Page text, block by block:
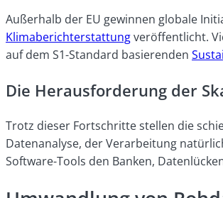
Außerhalb der EU gewinnen globale
Klimaberichterstattungveröffentlicht.
auf dem S1-Standard basierenden
Die Herausforderung der
Trotz dieser Fortschritte stellen die
Datenanalyse, der Verarbeitung
Software-Tools den Banken,